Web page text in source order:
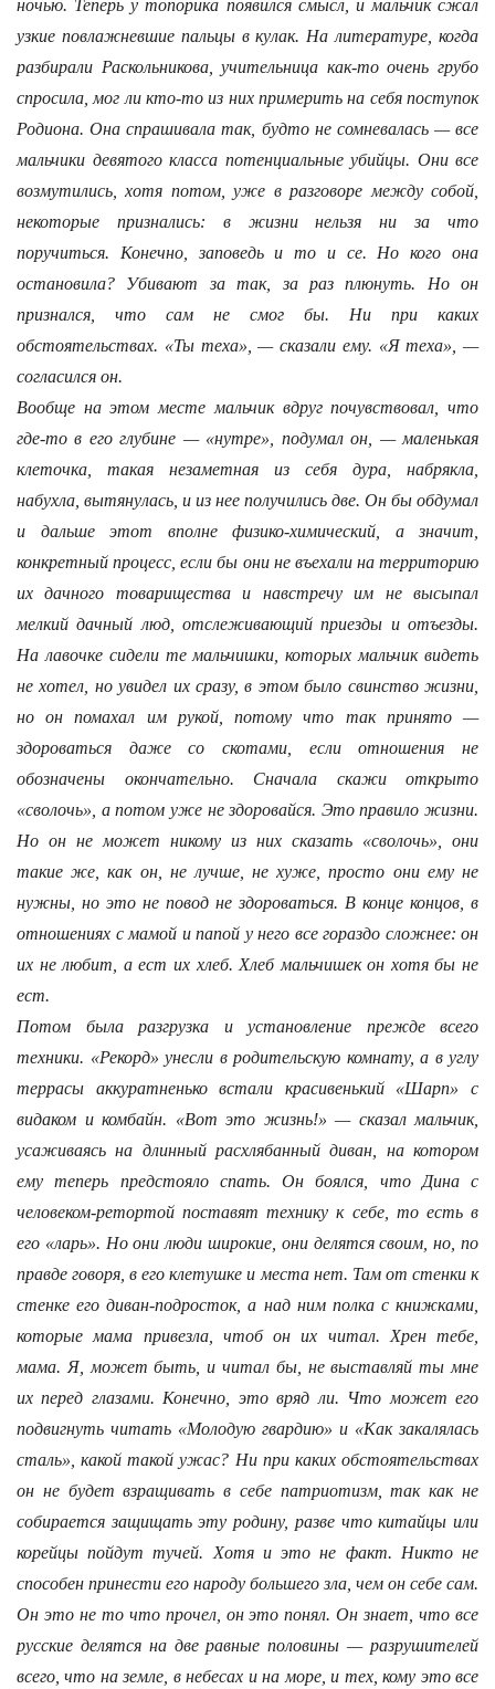
ночью. Теперь у топорика появился смысл, и мальчик сжал
узкие повлажневшие пальцы в кулак. На литературе, когда
разбирали Раскольникова, учительница как-то очень грубо
спросила, мог ли кто-то из них примерить на себя поступок
Родиона. Она спрашивала так, будто не сомневалась — все
мальчики девятого класса потенциальные убийцы. Они все
возмутились, хотя потом, уже в разговоре между собой,
некоторые признались: в жизни нельзя ни за что
поручиться. Конечно, заповедь и то и се. Но кого она
остановила? Убивают за так, за раз плюнуть. Но он
признался, что сам не смог бы. Ни при каких
обстоятельствах. «Ты теха», — сказали ему. «Я теха», —
согласился он.
Вообще на этом месте мальчик вдруг почувствовал, что
где-то в его глубине — «нутре», подумал он, — маленькая
клеточка, такая незаметная из себя дура, набрякла,
набухла, вытянулась, и из нее получились две. Он бы обдумал
и дальше этот вполне физико-химический, а значит,
конкретный процесс, если бы они не въехали на территорию
их дачного товарищества и навстречу им не высыпал
мелкий дачный люд, отслеживающий приезды и отъезды.
На лавочке сидели те мальчишки, которых мальчик видеть
не хотел, но увидел их сразу, в этом было свинство жизни,
но он помахал им рукой, потому что так принято —
здороваться даже со скотами, если отношения не
обозначены окончательно. Сначала скажи открыто
«сволочь», а потом уже не здоровайся. Это правило жизни.
Но он не может никому из них сказать «сволочь», они
такие же, как он, не лучше, не хуже, просто они ему не
нужны, но это не повод не здороваться. В конце концов, в
отношениях с мамой и папой у него все гораздо сложнее: он
их не любит, а ест их хлеб. Хлеб мальчишек он хотя бы не
ест.
Потом была разгрузка и установление прежде всего
техники. «Рекорд» унесли в родительскую комнату, а в углу
террасы аккуратненько встали красивенький «Шарп» с
видаком и комбайн. «Вот это жизнь!» — сказал мальчик,
усаживаясь на длинный расхлябанный диван, на котором
ему теперь предстояло спать. Он боялся, что Дина с
человеком-ретортой поставят технику к себе, то есть в
его «ларь». Но они люди широкие, они делятся своим, но, по
правде говоря, в его клетушке и места нет. Там от стенки к
стенке его диван-подросток, а над ним полка с книжками,
которые мама привезла, чтоб он их читал. Хрен тебе,
мама. Я, может быть, и читал бы, не выставляй ты мне
их перед глазами. Конечно, это вряд ли. Что может его
подвигнуть читать «Молодую гвардию» и «Как закалялась
сталь», какой такой ужас? Ни при каких обстоятельствах
он не будет взращивать в себе патриотизм, так как не
собирается защищать эту родину, разве что китайцы или
корейцы пойдут тучей. Хотя и это не факт. Никто не
способен принести его народу большего зла, чем он себе сам.
Он это не то что прочел, он это понял. Он знает, что все
русские делятся на две равные половины — разрушителей
всего, что на земле, в небесах и на море, и тех, кому это все